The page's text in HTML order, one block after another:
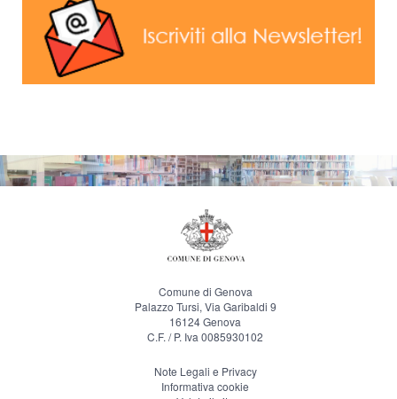
Comune di Genova
Palazzo Tursi, Via Garibaldi 9
16124 Genova
C.F. / P. Iva 0085930102
Note Legali e Privacy
Informativa cookie